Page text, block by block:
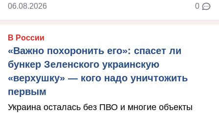
06.08.2026 0
В России
«Важно похоронить его»: спасет ли
бункер Зеленского украинскую
«верхушку» — кого надо уничтожить
первым
Украина осталась без ПВО и многие объекты